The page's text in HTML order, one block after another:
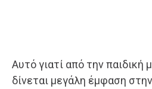
Αυτό γιατί από την παιδική
δίνεται μεγάλη έμφαση